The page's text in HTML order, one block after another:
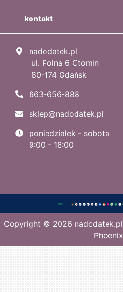
kontakt
nadodatek.pl
ul. Polna 6 Otomin
80-174 Gdańsk
663-656-888
sklep@nadodatek.pl
poniedziałek - sobota
9:00 - 18:00
Copyright © 2026 nadodatek.pl
Phoenix